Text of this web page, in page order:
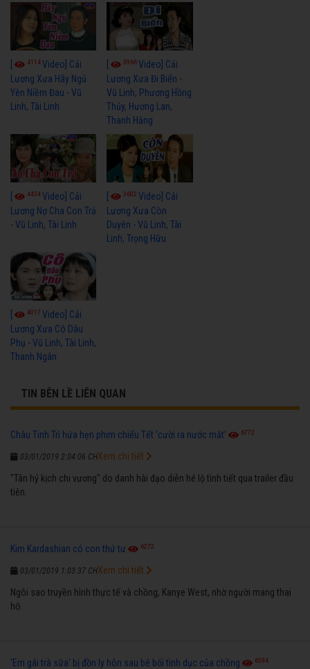
4114Video] Cải
Lương Xưa Hãy Ngủ
Yên Niềm Đau - Vũ
Linh, Tài Linh
3966Video] Cải
Lương Xưa Đi Biển -
Vũ Linh, Phương Hồng
Thủy, Hương Lan,
Thanh Hằng
4434Video] Cải
Lương Nợ Cha Con Trả
- Vũ Linh, Tài Linh
3602Video] Cải
Lương Xưa Còn
Duyên - Vũ Linh, Tài
Linh, Trọng Hữu
[ 4017 Video] Cải
Lương Xưa Cô Dâu
Phụ - Vũ Linh, Tài Linh,
Thanh Ngân
TIN BÊN LỀ LIÊN QUAN
Châu Tinh Trì hứa hẹn phim chiếu Tết 'cười ra nước mắt' 6772
03/01/2019 2:04:06 CH
"Tân hỷ kịch chi vương" do danh hài đạo diễn hé lộ tình tiết qua trailer đầu
tiên.
Xem chi tiết
Kim Kardashian có con thứ tư 6272
03/01/2019 1:03:37 CH
Ngôi sao truyền hình thực tế và chồng, Kanye West, nhờ người mang thai
hộ.
Xem chi tiết
'Em gái trà sữa' bị đồn ly hôn sau bê bối tình dục của chồng 6594